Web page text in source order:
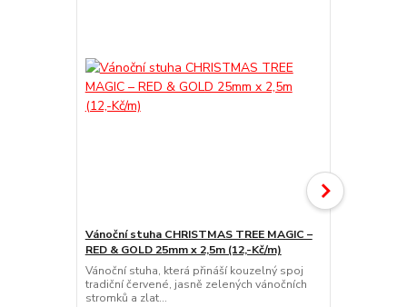
Vánoční stuha CHRISTMAS TREE MAGIC –
RED & GOLD 25mm x 2,5m (12,-Kč/m)
Vánoční stuha, která přináší kouzelný spoj
tradiční červené, jasně zelených vánočních
stromků a zlat...